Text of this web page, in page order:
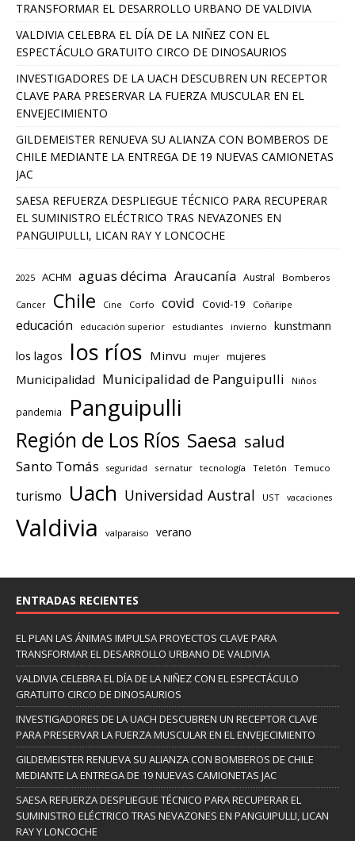
TRANSFORMAR EL DESARROLLO URBANO DE VALDIVIA
VALDIVIA CELEBRA EL DÍA DE LA NIÑEZ CON EL
ESPECTÁCULO GRATUITO CIRCO DE DINOSAURIOS
INVESTIGADORES DE LA UACH DESCUBREN UN RECEPTOR
CLAVE PARA PRESERVAR LA FUERZA MUSCULAR EN EL
ENVEJECIMIENTO
GILDEMEISTER RENUEVA SU ALIANZA CON BOMBEROS DE
CHILE MEDIANTE LA ENTREGA DE 19 NUEVAS CAMIONETAS
JAC
SAESA REFUERZA DESPLIEGUE TÉCNICO PARA RECUPERAR
EL SUMINISTRO ELÉCTRICO TRAS NEVAZONES EN
PANGUIPULLI, LICAN RAY Y LONCOCHE
2025 ACHM aguas décima Araucanía Austral Bomberos
Cancer Chile Cine Corfo covid Covid-19 Coñaripe
educación educación superior estudiantes invierno kunstmann
los lagos los ríos Minvu mujer mujeres
Municipalidad Municipalidad de Panguipulli Niños
pandemia Panguipulli
Región de Los Ríos Saesa salud
Santo Tomás seguridad sernatur tecnología Teletón Temuco
turismo Uach Universidad Austral UST vacaciones
Valdivia valparaiso verano
ENTRADAS RECIENTES
EL PLAN LAS ÁNIMAS IMPULSA PROYECTOS CLAVE PARA
TRANSFORMAR EL DESARROLLO URBANO DE VALDIVIA
VALDIVIA CELEBRA EL DÍA DE LA NIÑEZ CON EL ESPECTÁCULO
GRATUITO CIRCO DE DINOSAURIOS
INVESTIGADORES DE LA UACH DESCUBREN UN RECEPTOR CLAVE
PARA PRESERVAR LA FUERZA MUSCULAR EN EL ENVEJECIMIENTO
GILDEMEISTER RENUEVA SU ALIANZA CON BOMBEROS DE CHILE
MEDIANTE LA ENTREGA DE 19 NUEVAS CAMIONETAS JAC
SAESA REFUERZA DESPLIEGUE TÉCNICO PARA RECUPERAR EL
SUMINISTRO ELÉCTRICO TRAS NEVAZONES EN PANGUIPULLI, LICAN
RAY Y LONCOCHE